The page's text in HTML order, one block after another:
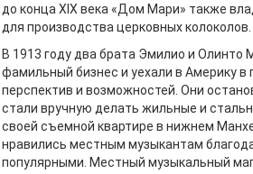
до конца XIX века «Дом Мари» также
для производства церковных колоколов.
В 1913 году два брата Эмилио и Олинто
фамильный бизнес и уехали в Америку в
перспектив и возможностей. Они
стали вручную делать жильные и
своей съемной квартире в нижнем
нравились местным музыкантам
популярными. Местный музыкальный